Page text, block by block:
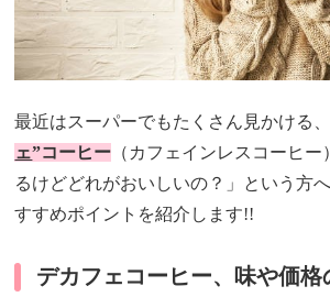
最近はスーパーでもたくさん見かける
ェ”コーヒー （カフェインレスコーヒ
るけどどれがおいしいの？」という方
すすめポイントを紹介します!!
デカフェコーヒー、味や価格